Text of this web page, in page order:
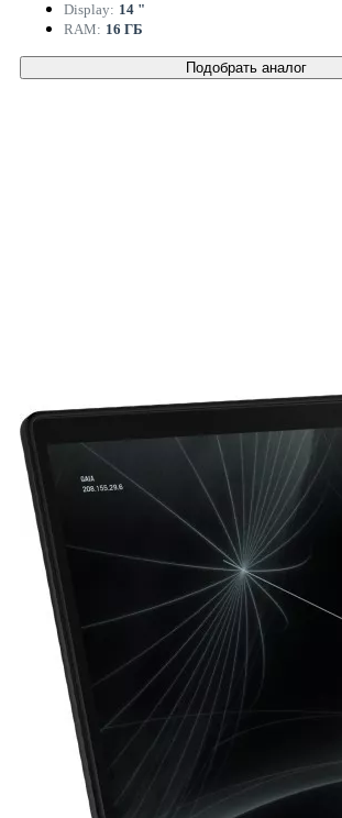
Display: 14 "
RAM: 16 ГБ
Подобрать аналог